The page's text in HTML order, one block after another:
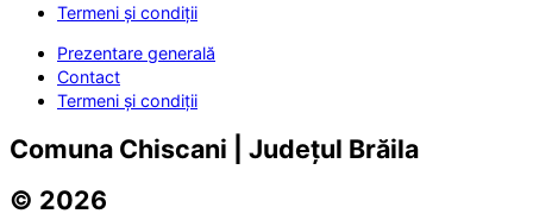
Termeni și condiții
Prezentare generală
Contact
Termeni și condiții
Comuna Chiscani | Județul Brăila
© 2026